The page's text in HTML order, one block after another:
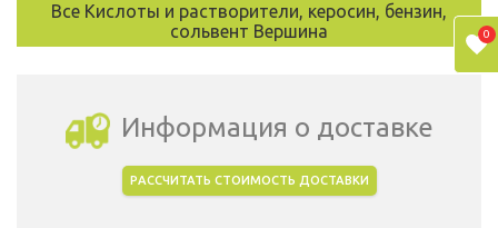
Все Кислоты и растворители, керосин, бензин,
сольвент Вершина
Информация о доставке
РАССЧИТАТЬ СТОИМОСТЬ ДОСТАВКИ
0